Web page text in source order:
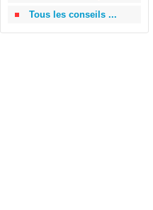
Tous les conseils ...